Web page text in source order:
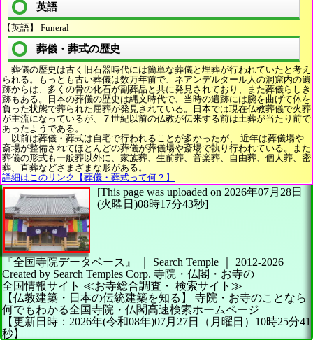
英語
【英語】 Funeral
葬儀・葬式の歴史
葬儀の歴史は古く旧石器時代には簡単な葬儀と埋葬が行われていたと考え
られる。もっとも古い葬儀は数万年前で、ネアンデルタール人の洞窟内の遺
跡からは、多くの骨の化石が副葬品と共に発見されており、また葬儀らしき
跡もある。日本の葬儀の歴史は縄文時代で、当時の遺跡には腕を曲げて体を
負った状態で葬られた屈葬が発見されている。日本では現在仏教葬儀で火葬
が主流になっているが、７世紀以前の仏教が伝来する前は土葬が当たり前で
あったようである。
以前は葬儀・葬式は自宅で行われることが多かったが、 近年は葬儀場や
斎場が整備されてほとんどの葬儀が葬儀場や斎場で執り行われている。また
葬儀の形式も一般葬以外に、家族葬、生前葬、音楽葬、自由葬、個人葬、密
葬、直葬などさまざまな形がある。
詳細はこのリンク【葬儀・葬式って何？】
[This page was uploaded on 2026年07月28日
(火曜日)08時17分43秒]
『全国寺院データベース』 ｜ Search Temple
2012-2026
Created by Search Temples Corp. 寺院・仏閣・お寺の
全国情報サイト ≪お寺総合調査・ 検索サイト≫
【仏教建築・日本の伝統建築を知る】
寺院・お寺のことなら
何でもわかる全国寺院・仏閣高速検索ホームページ
【更新日時：2026年(令和08年)07月27日（月曜日）10時25分41
秒】